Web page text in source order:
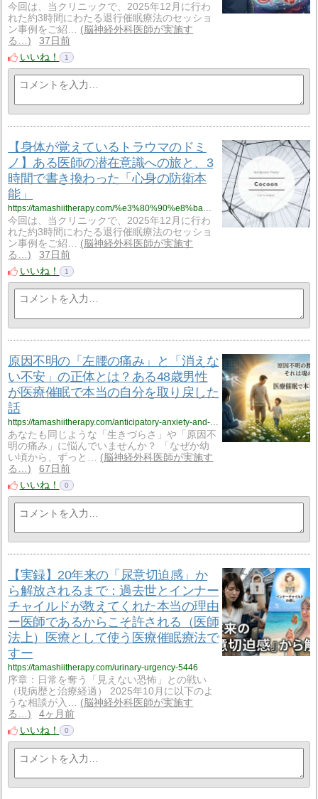
今回は、当クリニックで、2025年12月に行わ
れた約3時間にわたる退行催眠療法のセッショ
ン事例をご紹…
脳神経外科医師が実施す
る…
37日前
いいね！
1
【身体が覚えているトラウマのドミ
ノ】ある医師の潜在意識への旅と、3
時間で書き換わった「心身の防衛本
能」
今回は、当クリニックで、2025年12月に行わ
れた約3時間にわたる退行催眠療法のセッショ
ン事例をご紹…
脳神経外科医師が実施す
る…
37日前
いいね！
1
原因不明の「左腰の痛み」と「消えな
い不安」の正体とは？ある48歳男性
が医療催眠で本当の自分を取り戻した
話
あなたも同じような「生きづらさ」や「原因不
明の痛み」に悩んでいませんか？ 「なぜか幼
い頃から、ずっと…
脳神経外科医師が実施す
る…
67日前
いいね！
0
【実録】20年来の「尿意切迫感」か
ら解放されるまで：過去世とインナー
チャイルドが教えてくれた本当の理由
ー医師であるからこそ許される（医師
法上）医療として使う医療催眠療法で
すー
https://tamashiitherapy.com/urinary-urgency-5446
序章：日常を奪う「見えない恐怖」との戦い
（現病歴と治療経過） 2025年10月に以下のよ
うな相談が入…
脳神経外科医師が実施す
る…
4ヶ月前
いいね！
0